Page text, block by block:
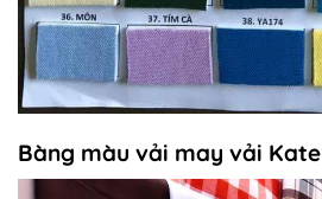
Bàng màu vải may vải Kate